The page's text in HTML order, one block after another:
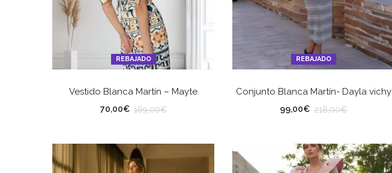
REBAJADO
Vestido Blanca Martín – Mayte
70,00€ 169,00€
TALLA
REBAJADO
Conjunto Blanca Martín- Dayla vichy
99,00€ 218,00€
TALLA